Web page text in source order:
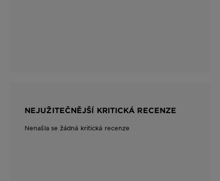
NEJUŽITEČNĚJŠÍ KRITICKÁ RECENZE
Nenašla se žádná kritická recenze